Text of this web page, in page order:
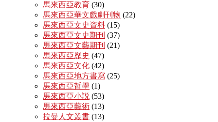
馬來西亞教育 (30)
馬來西亞華文戲劇刊物 (22)
馬來西亞文史資料 (15)
馬來西亞文史期刊 (37)
馬來西亞文藝期刊 (21)
馬來西亞歷史 (47)
馬來西亞文化 (42)
馬來西亞地方書寫 (25)
馬來西亞哲學 (1)
馬來西亞小説 (53)
馬來西亞藝術 (13)
拉曼人文叢書 (13)